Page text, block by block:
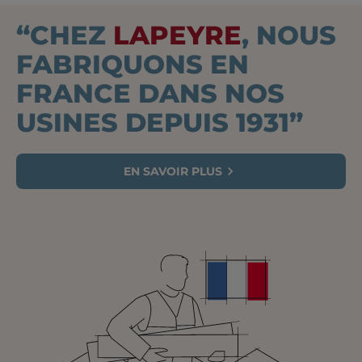
“CHEZ LAPEYRE, NOUS
FABRIQUONS EN
FRANCE DANS NOS
USINES DEPUIS 1931”
EN SAVOIR PLUS